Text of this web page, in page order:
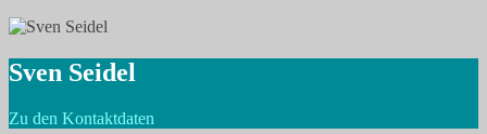
Sven Seidel
Zu den Kontaktdaten